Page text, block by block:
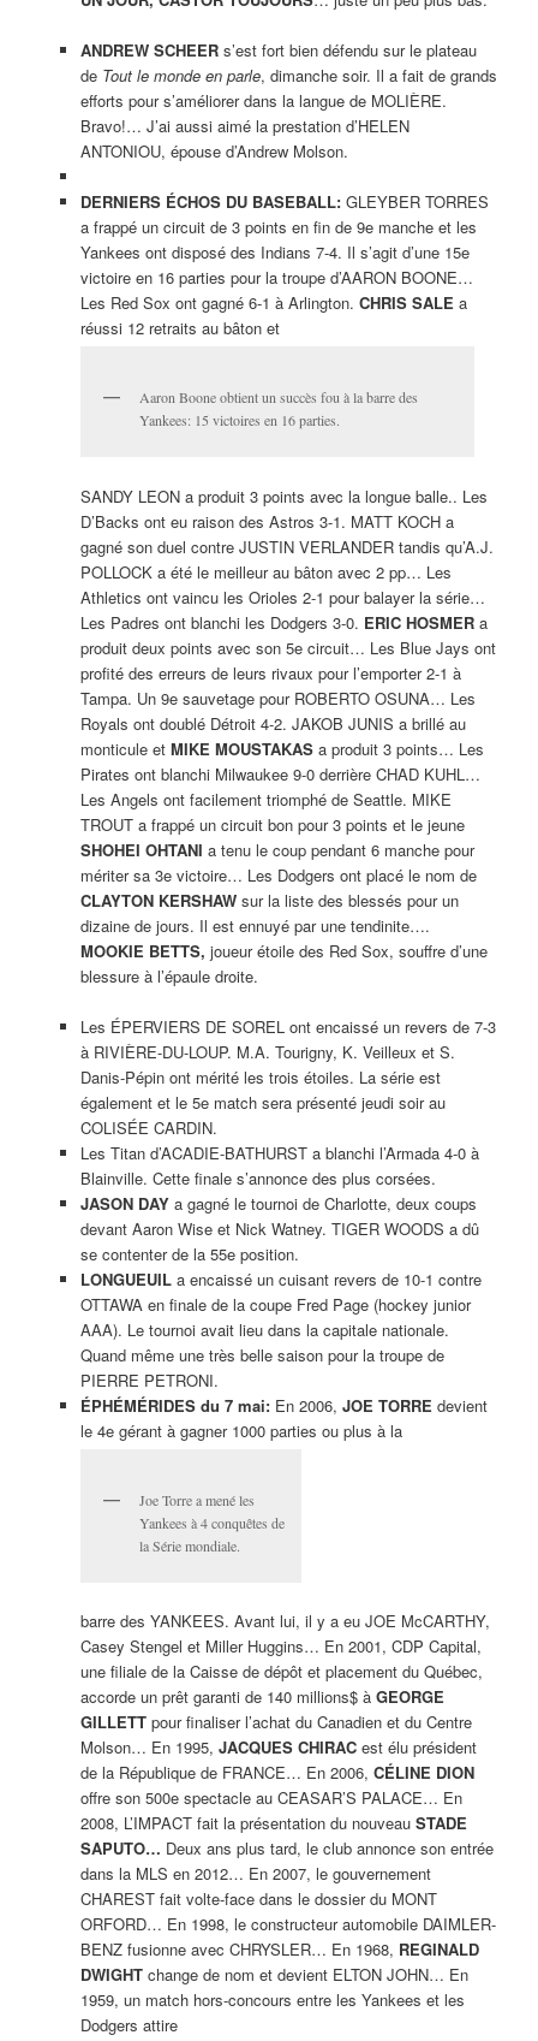
ANDREW SCHEER s’est fort bien défendu sur le plateau
de Tout le monde en parle, dimanche soir. Il a fait de grands
efforts pour s’améliorer dans la langue de MOLIÈRE.
Bravo!… J’ai aussi aimé la prestation d’HELEN
ANTONIOU, épouse d’Andrew Molson.
DERNIERS ÉCHOS DU BASEBALL: GLEYBER TORRES
a frappé un circuit de 3 points en fin de 9e manche et les
Yankees ont disposé des Indians 7-4. Il s’agit d’une 15e
victoire en 16 parties pour la troupe d’AARON BOONE…
Les Red Sox ont gagné 6-1 à Arlington. CHRIS SALE a
réussi 12 retraits au bâton et
Aaron Boone obtient un succès fou à la barre des
Yankees: 15 victoires en 16 parties.
SANDY LEON a produit 3 points avec la longue balle.. Les
D’Backs ont eu raison des Astros 3-1. MATT KOCH a
gagné son duel contre JUSTIN VERLANDER tandis qu’A.J.
POLLOCK a été le meilleur au bâton avec 2 pp… Les
Athletics ont vaincu les Orioles 2-1 pour balayer la série…
Les Padres ont blanchi les Dodgers 3-0. ERIC HOSMERa
produit deux points avec son 5e circuit… Les Blue Jays ont
profité des erreurs de leurs rivaux pour l’emporter 2-1 à
Tampa. Un 9e sauvetage pour ROBERTO OSUNA… Les
Royals ont doublé Détroit 4-2. JAKOB JUNIS a brillé au
monticule et MIKE MOUSTAKASa produit 3 points… Les
Pirates ont blanchi Milwaukee 9-0 derrière CHAD KUHL…
Les Angels ont facilement triomphé de Seattle. MIKE
TROUT a frappé un circuit bon pour 3 points et le jeune
SHOHEI OHTANI a tenu le coup pendant 6 manche pour
mériter sa 3e victoire… Les Dodgers ont placé le nom de
CLAYTON KERSHAWsur la liste des blessés pour un
dizaine de jours. Il est ennuyé par une tendinite….
MOOKIE BETTS, joueur étoile des Red Sox, souffre d’une
blessure à l’épaule droite.
Les ÉPERVIERS DE SOREL ont encaissé un revers de 7-3
à RIVIÈRE-DU-LOUP. M.A. Tourigny, K. Veilleux et S.
Danis-Pépin ont mérité les trois étoiles. La série est
également et le 5e match sera présenté jeudi soir au
COLISÉE CARDIN.
Les Titan d’ACADIE-BATHURST a blanchi l’Armada 4-0 à
Blainville. Cette finale s’annonce des plus corsées.
JASON DAY a gagné le tournoi de Charlotte, deux coups
devant Aaron Wise et Nick Watney. TIGER WOODS a dû
se contenter de la 55e position.
LONGUEUILa encaissé un cuisant revers de 10-1 contre
OTTAWA en finale de la coupe Fred Page (hockey junior
AAA). Le tournoi avait lieu dans la capitale nationale.
Quand même une très belle saison pour la troupe de
PIERRE PETRONI.
ÉPHÉMÉRIDES du 7 mai: En 2006, JOE TORRE devient
le 4e gérant à gagner 1000 parties ou plus à la
Joe Torre a mené les
Yankees à 4 conquêtes de
la Série mondiale.
barre des YANKEES. Avant lui, il y a eu JOE McCARTHY,
Casey Stengel et Miller Huggins… En 2001, CDP Capital,
une filiale de la Caisse de dépôt et placement du Québec,
accorde un prêt garanti de 140 millions$ à GEORGE
GILLETTpour finaliser l’achat du Canadien et du Centre
Molson… En 1995, JACQUES CHIRACest élu président
de la République de FRANCE… En 2006, CÉLINE DION
offre son 500e spectacle au CEASAR’S PALACE… En
2008, L’IMPACT fait la présentation du nouveau STADE
SAPUTO… Deux ans plus tard, le club annonce son entrée
dans la MLS en 2012… En 2007, le gouvernement
CHAREST fait volte-face dans le dossier du MONT
ORFORD… En 1998, le constructeur automobile DAIMLER-
BENZ fusionne avec CHRYSLER… En 1968, REGINALD
DWIGHTchange de nom et devient ELTON JOHN… En
1959, un match hors-concours entre les Yankees et les
Dodgers attire